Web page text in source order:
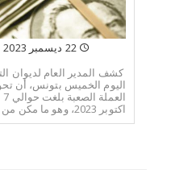
22 ديسمبر 2023
كشف المدير العام لديوان
اليوم الخميس بتونس، أن
اكتوبر 2023، وهو ما مكن من تغ...